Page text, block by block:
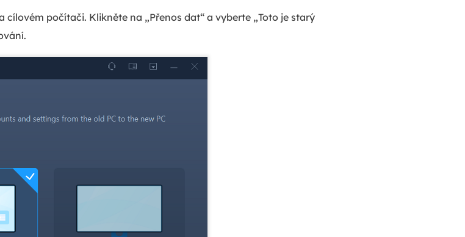
cílovém počítači. Klikněte na „Přenos dat“ a vyberte „Toto je starý